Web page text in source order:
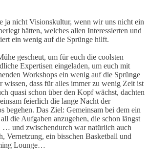
ja nicht Visionskultur, wenn wir uns nicht ein
hätten, welches allen Interessierten und
ein wenig auf die Sprünge hilft.
gescheut, um für euch die coolsten
Expertisen eingeladen, um euch mit
Workshops ein wenig auf die Sprünge
dass für alles immer zu wenig Zeit ist
quasi schon über den Kopf wächst, dachten
feierlich die lange Nacht der
begehen. Das Ziel: Gemeinsam bei dem ein
die Aufgaben anzugehen, die schon längst
und zwischendurch war natürlich auch
Vernetzung, ein bisschen Basketball und
Lounge…